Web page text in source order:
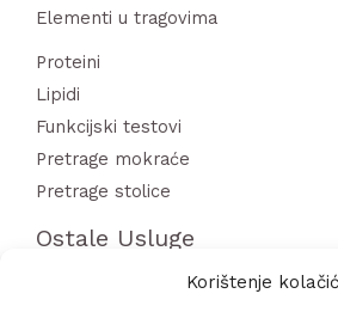
Korištenje
Elementi u tragovima
Proteini
Lipidi
Funkcijski testovi
Pretrage mokraće
Pretrage stolice
Ostale Usluge
Paneli laboratorijskih pretraga